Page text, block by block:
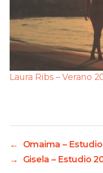
Laura Ribs – Verano
←
Omaima –
→
Gisela – Estudio